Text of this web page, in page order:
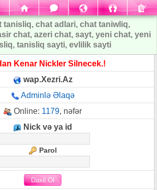
tanisliq, chat adlari, chat taniwliq,
chat, azeri chat, sayt, yeni chat, yeni
tanisliq sayti, evlilik sayti
Kenar Nickler Silnecek.!
wap.Xezri.Az
Adminlə Əlaqə
Online: 1179, nəfər
Nick və ya id
Parol